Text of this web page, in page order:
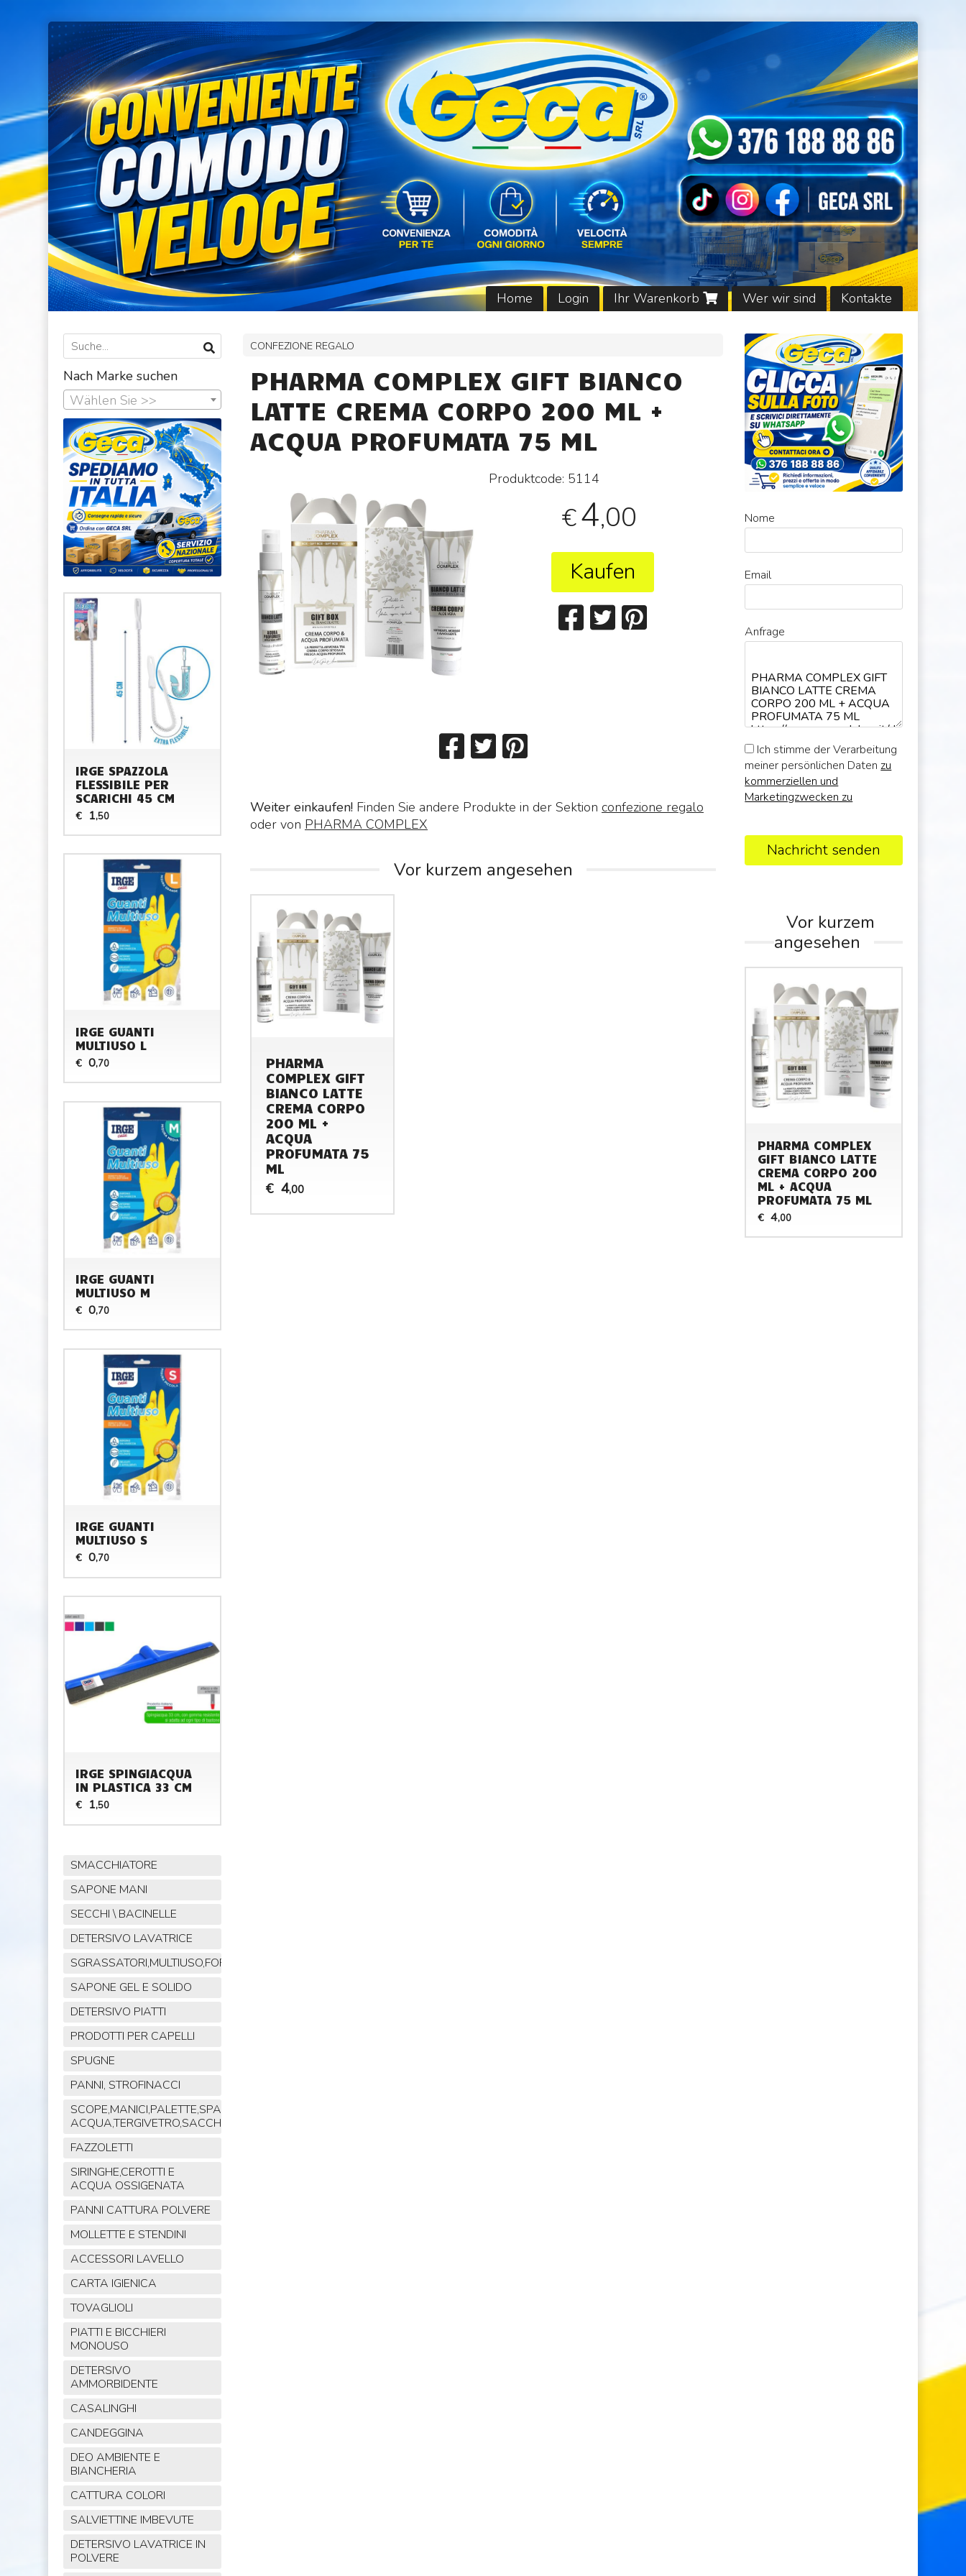
Home Login Ihr Warenkorb Wer wir sind Kontakte
CONFEZIONE REGALO
PHARMA COMPLEX GIFT BIANCO
LATTE CREMA CORPO 200 ML +
ACQUA PROFUMATA 75 ML
Produktcode: 5114
€4,00
Kaufen
Weiter einkaufen!Finden Sie andere Produkte in der Sektion confezione regalo
oder von PHARMA COMPLEX
Vor kurzem angesehen
PHARMA
COMPLEX GIFT
BIANCO LATTE
CREMA CORPO
200 ML +
ACQUA
PROFUMATA 75
ML
€ 4,00
Nach Marke suchen
Wählen Sie >>
IRGE SPAZZOLA
FLESSIBILE PER
SCARICHI 45 CM
€ 1,50
IRGE GUANTI
MULTIUSO L
€ 0,70
IRGE GUANTI
MULTIUSO M
€ 0,70
IRGE GUANTI
MULTIUSO S
€ 0,70
IRGE SPINGIACQUA
IN PLASTICA 33 CM
€ 1,50
SMACCHIATORE
SAPONE MANI
SECCHI \ BACINELLE
DETERSIVO LAVATRICE
SGRASSATORI,MULTIUSO,FORNO,POLVERE,VETRI,AMMONIACA
SAPONE GEL E SOLIDO
DETERSIVO PIATTI
PRODOTTI PER CAPELLI
SPUGNE
PANNI, STROFINACCI
SCOPE,MANICI,PALETTE,SPAZZOLE,TIRA
ACQUA,TERGIVETRO,SACCHI,MOP
FAZZOLETTI
SIRINGHE,CEROTTI E
ACQUA OSSIGENATA
PANNI CATTURA POLVERE
MOLLETTE E STENDINI
ACCESSORI LAVELLO
CARTA IGIENICA
TOVAGLIOLI
PIATTI E BICCHIERI
MONOUSO
DETERSIVO
AMMORBIDENTE
CASALINGHI
CANDEGGINA
DEO AMBIENTE E
BIANCHERIA
CATTURA COLORI
SALVIETTINE IMBEVUTE
DETERSIVO LAVATRICE IN
POLVERE
Nome
Email
Anfrage
Ich stimme der Verarbeitung
meiner persönlichen Daten zu
kommerziellen und
Marketingzwecken zu
Nachricht senden
Vor kurzem
angesehen
PHARMA COMPLEX
GIFT BIANCO LATTE
CREMA CORPO 200
ML + ACQUA
PROFUMATA 75 ML
€ 4,00